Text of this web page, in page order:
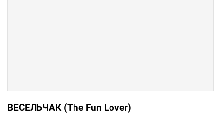
ВЕСЕЛЬЧАК (The Fun Lover)